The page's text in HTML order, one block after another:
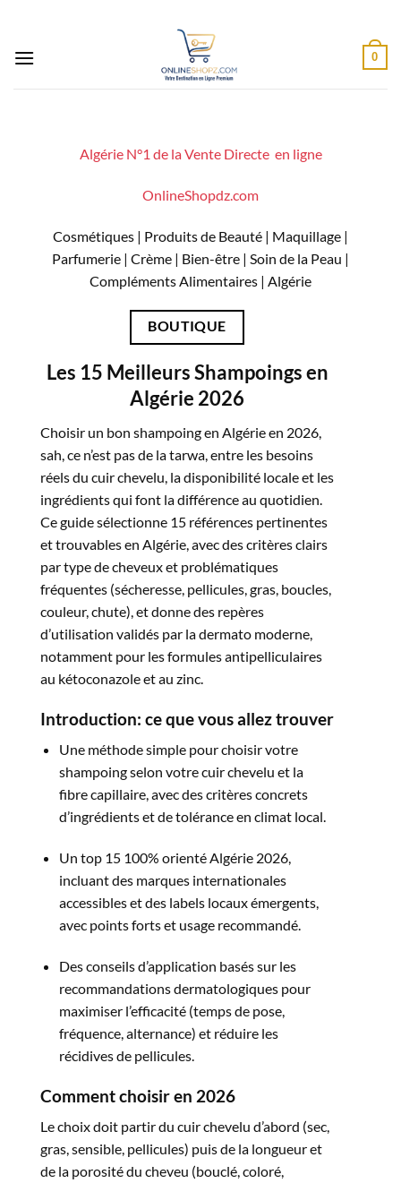
contenu
0
Algérie N°1 de la Vente Directe en ligne
OnlineShopdz.com
Cosmétiques | Produits de Beauté | Maquillage |
Parfumerie | Crème | Bien-être | Soin de la Peau |
Compléments Alimentaires | Algérie
BOUTIQUE
Les 15 Meilleurs Shampoings en
Algérie 2026
Choisir un bon shampoing en Algérie en 2026,
sah, ce n’est pas de la tarwa, entre les besoins
réels du cuir chevelu, la disponibilité locale et les
ingrédients qui font la différence au quotidien.
Ce guide sélectionne 15 références pertinentes
et trouvables en Algérie, avec des critères clairs
par type de cheveux et problématiques
fréquentes (sécheresse, pellicules, gras, boucles,
couleur, chute), et donne des repères
d’utilisation validés par la dermato moderne,
notamment pour les formules antipelliculaires
au kétoconazole et au zinc.​
Introduction: ce que vous allez trouver
Une méthode simple pour choisir votre
shampoing selon votre cuir chevelu et la
fibre capillaire, avec des critères concrets
d’ingrédients et de tolérance en climat local.​
Un top 15 100% orienté Algérie 2026,
incluant des marques internationales
accessibles et des labels locaux émergents,
avec points forts et usage recommandé.​
Des conseils d’application basés sur les
recommandations dermatologiques pour
maximiser l’efficacité (temps de pose,
fréquence, alternance) et réduire les
récidives de pellicules.​
Comment choisir en 2026
Le choix doit partir du cuir chevelu d’abord (sec,
gras, sensible, pellicules) puis de la longueur et
de la porosité du cheveu (bouclé, coloré,